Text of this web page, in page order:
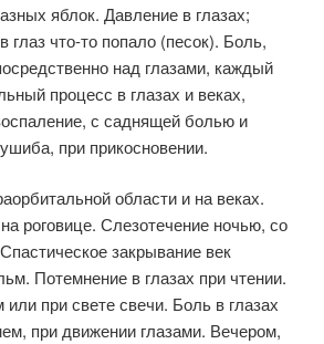
яблок. Давление в глазах;
что-то попало (песок). Боль,
над глазами, каждый
процесс в глазах и веках,
с саднящей болью и
при прикосновении.
области и на веках.
роговице. Слезотечение ночью, со
закрывание век
Потемнение в глазах при чтении.
при свете свечи. Боль в глазах
при движении глазами. Вечером,